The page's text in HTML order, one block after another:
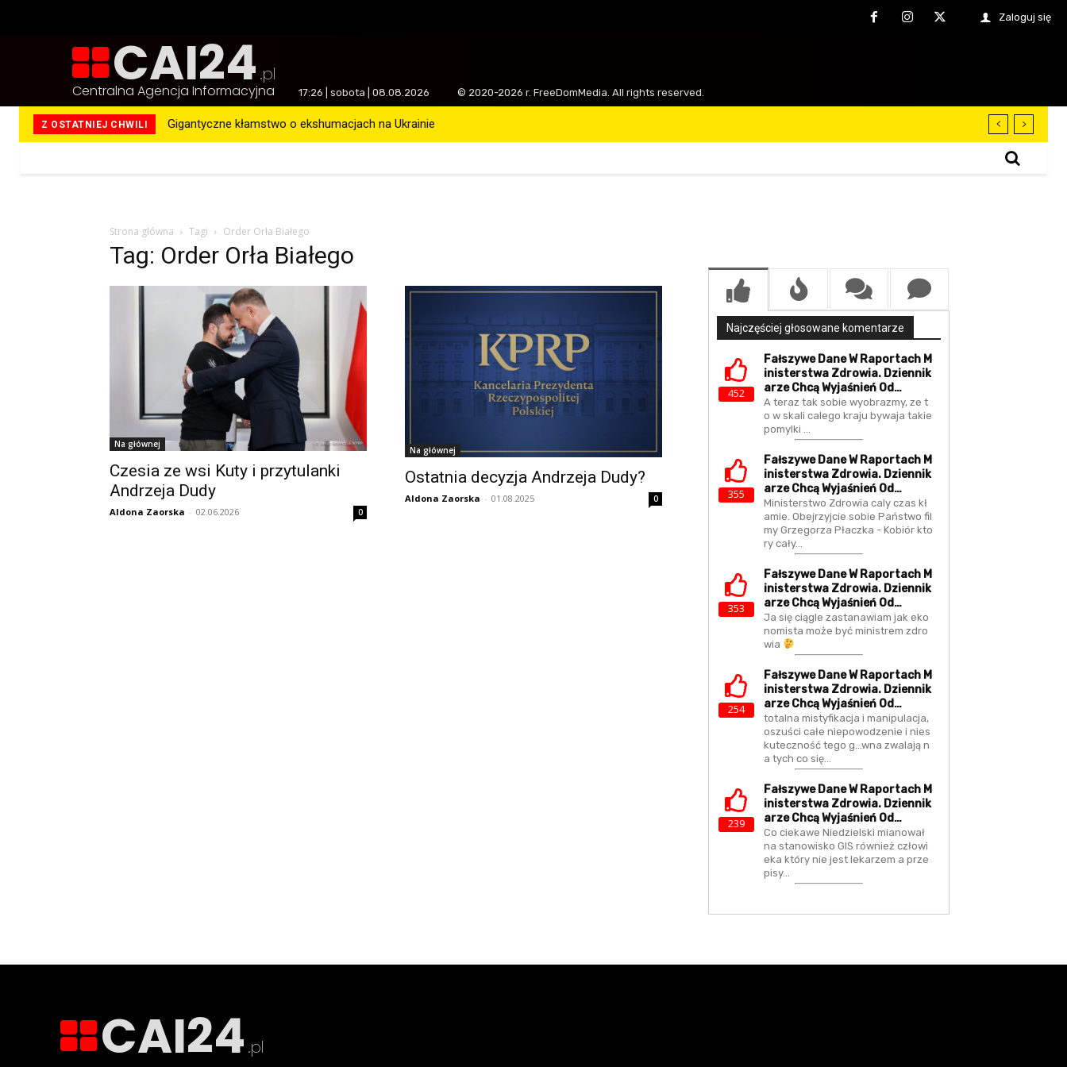
Zaloguj się
CAI24 .pl
Centralna Agencja Informacyjna 17:26 | sobota | 08.08.2026 © 2020-2026 r. FreeDomMedia. All rights reserved.
Z OSTATNIEJ CHWILI Gigantyczne kłamstwo o ekshumacjach na Ukrainie
Strona główna Tagi Order Orła Białego
Tag: Order Orła Białego
Na głównej
Czesia ze wsi Kuty i przytulanki
Andrzeja Dudy
Aldona Zaorska - 02.06.2026 0
Na głównej
Ostatnia decyzja Andrzeja Dudy?
Aldona Zaorska - 01.08.2025 0
Najczęściej głosowane komentarze
452
Fałszywe Dane W Raportach M
Inisterstwa Zdrowia. Dziennik
Arze Chcą Wyjaśnień Od…
A teraz tak sobie wyobrazmy, ze t
o w skali calego kraju bywaja takie
pomylki ...
355
Fałszywe Dane W Raportach M
Inisterstwa Zdrowia. Dziennik
Arze Chcą Wyjaśnień Od…
Ministerstwo Zdrowia caly czas kł
amie. Obejrzyjcie sobie Państwo fil
my Grzegorza Płaczka - Kobiór kto
ry cały…
353
Fałszywe Dane W Raportach M
Inisterstwa Zdrowia. Dziennik
Arze Chcą Wyjaśnień Od…
Ja się ciągle zastanawiam jak eko
nomista może być ministrem zdro
wia
254
Fałszywe Dane W Raportach M
Inisterstwa Zdrowia. Dziennik
Arze Chcą Wyjaśnień Od…
totalna mistyfikacja i manipulacja,
oszuści całe niepowodzenie i nies
kuteczność tego g...wna zwalają n
a tych co się…
239
Fałszywe Dane W Raportach M
Inisterstwa Zdrowia. Dziennik
Arze Chcą Wyjaśnień Od…
Co ciekawe Niedzielski mianował
na stanowisko GIS również człowi
eka który nie jest lekarzem a prze
pisy…
CAI24 .pl